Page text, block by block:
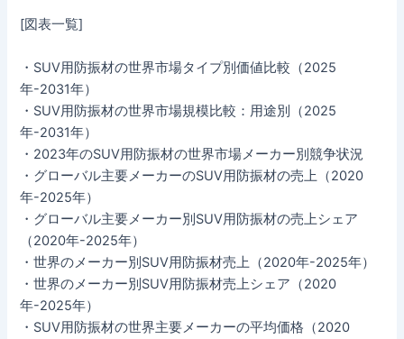
[図表一覧]
・SUV用防振材の世界市場タイプ別価値比較（2025
年-2031年）
・SUV用防振材の世界市場規模比較：用途別（2025
年-2031年）
・2023年のSUV用防振材の世界市場メーカー別競争状況
・グローバル主要メーカーのSUV用防振材の売上（2020
年-2025年）
・グローバル主要メーカー別SUV用防振材の売上シェア
（2020年-2025年）
・世界のメーカー別SUV用防振材売上（2020年-2025年）
・世界のメーカー別SUV用防振材売上シェア（2020
年-2025年）
・SUV用防振材の世界主要メーカーの平均価格（2020